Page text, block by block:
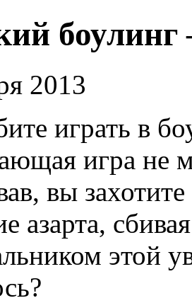
боулинг
2013
играть в
игра не
вы
азарта,
этой